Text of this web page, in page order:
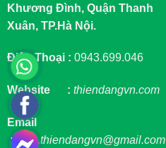
Khương Đình, Quận Thanh
Xuân, TP.Hà Nội.
Điện Thoại : 0943.699.046
Website : thiendangvn.com
Email
: sale.thiendangvn@gmail.com